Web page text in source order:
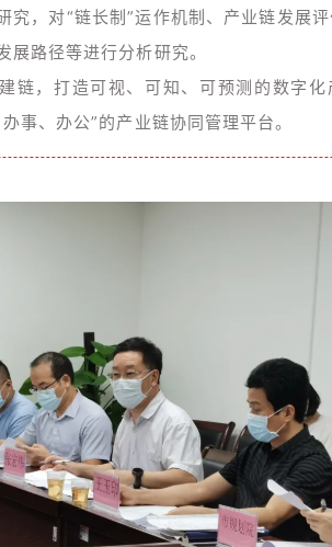
究， 对“链长制”运作机制、产业链发展
展路径等进行分析研究。
链， 打造可视、可知、可预测的数字
事、办公”的产业链协同管理平台。